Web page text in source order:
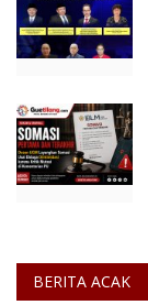
BERITA ACAK